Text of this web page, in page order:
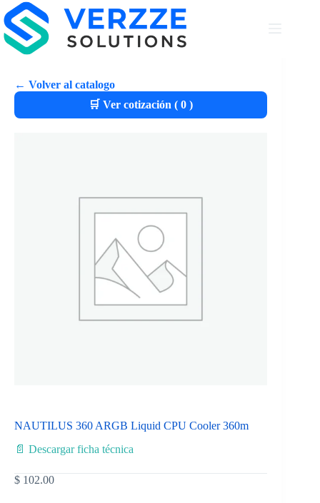
← Volver al catalogo
🛒 Ver cotización ( 0)
NAUTILUS 360 ARGB Liquid CPU Cooler 360m
📄 Descargar ficha técnica
$ 102.00